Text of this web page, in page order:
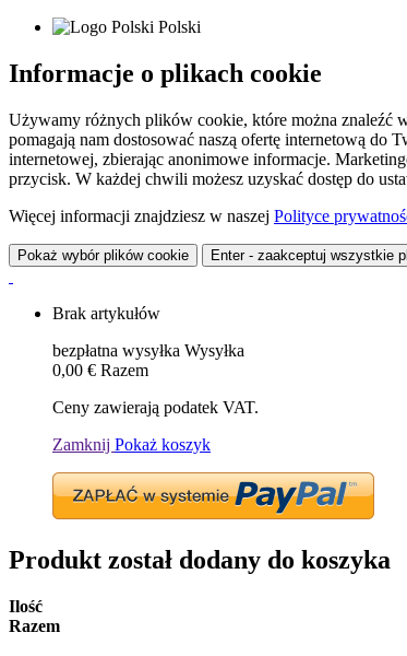
Polski
Informacje o plikach cookie
Używamy różnych plików cookie, które można znaleźć
pomagają nam dostosować naszą ofertę internetową do
internetowej, zbierając anonimowe informacje.
przycisk. W każdej chwili możesz uzyskać dostęp do
Więcej informacji znajdziesz w naszej Polityce
Pokaż wybór plików cookie Enter - zaakceptuj wszystkie
Brak artykułów
bezpłatna wysyłka Wysyłka
0,00 € Razem
Ceny zawierają podatek VAT.
Zamknij Pokaż koszyk
Produkt został dodany do koszyka
Ilość
Razem